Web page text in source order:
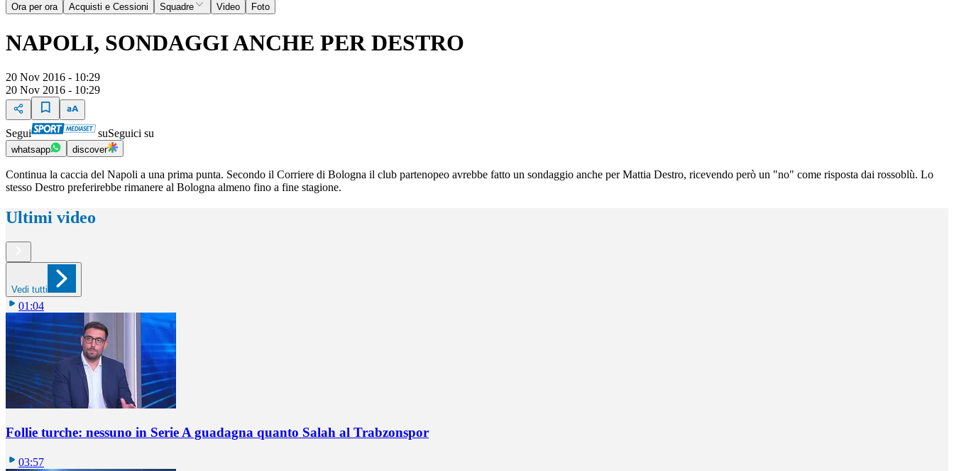
Ora per ora Acquisti e Cessioni Squadre Video Foto
NAPOLI, SONDAGGI ANCHE PER DESTRO
20 Nov 2016 - 10:29
20 Nov 2016 - 10:29
Segui suSeguici su
whatsapp discover
Continua la caccia del Napoli a una prima punta. Secondo il Corriere di Bologna il club partenopeo avrebbe fatto un sondaggio anche per Mattia Destro, ricevendo però un "no" come risposta dai rossoblù. Lo
stesso Destro preferirebbe rimanere al Bologna almeno fino a fine stagione.
Ultimi video
Vedi tutti
01:04
Follie turche: nessuno in Serie A guadagna quanto Salah al Trabzonspor
03:57